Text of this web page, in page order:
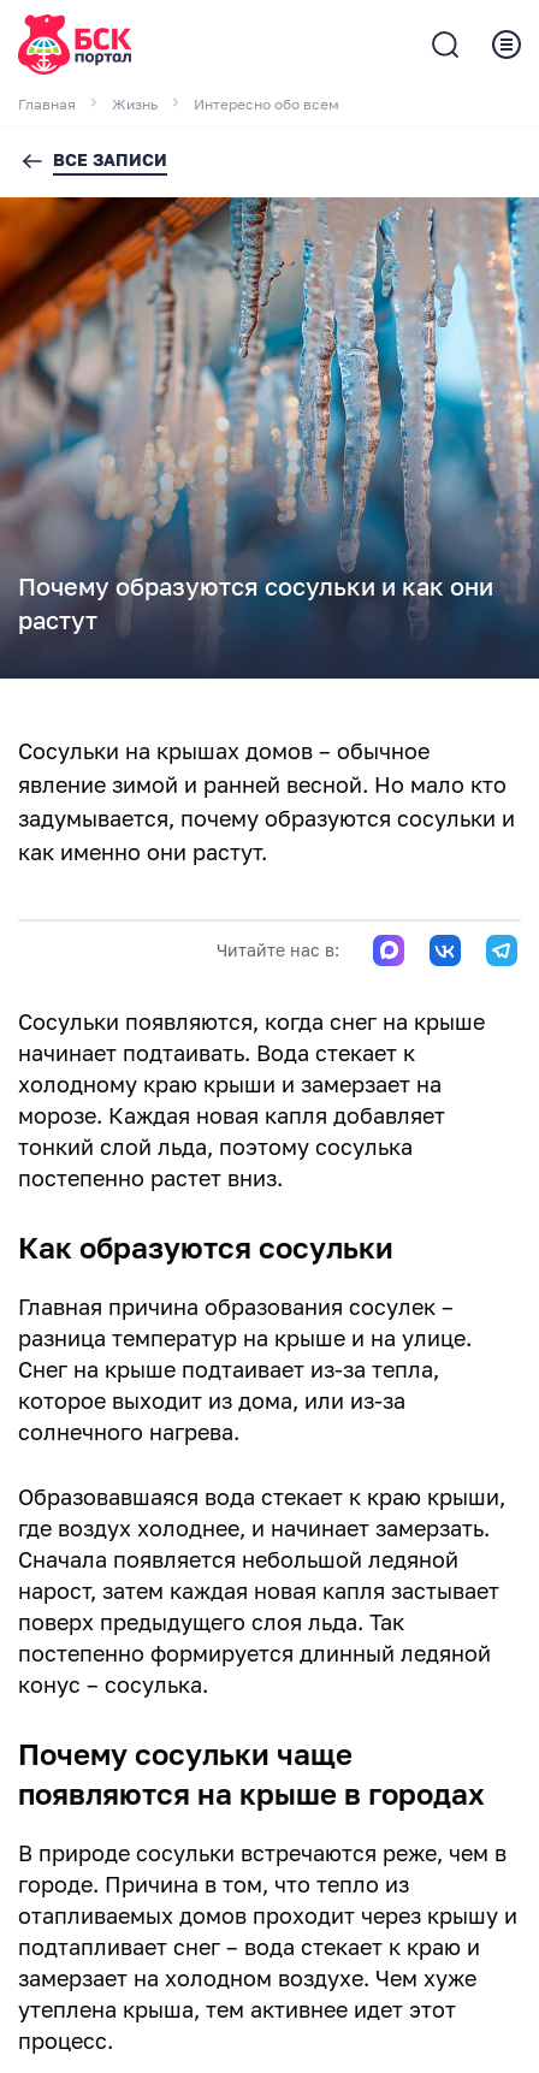
Главная Жизнь Интересно обо всем
ВСЕ ЗАПИСИ
Почему образуются сосульки и как они
растут
Сосульки на крышах домов – обычное
явление зимой и ранней весной. Но мало кто
задумывается, почему образуются сосульки и
как именно они растут.
Читайте нас в:
Сосульки появляются, когда снег на крыше
начинает подтаивать. Вода стекает к
холодному краю крыши и замерзает на
морозе. Каждая новая капля добавляет
тонкий слой льда, поэтому сосулька
постепенно растет вниз.
Как образуются сосульки
Главная причина образования сосулек –
разница температур на крыше и на улице.
Снег на крыше подтаивает из-за тепла,
которое выходит из дома, или из-за
солнечного нагрева.
Образовавшаяся вода стекает к краю крыши,
где воздух холоднее, и начинает замерзать.
Сначала появляется небольшой ледяной
нарост, затем каждая новая капля застывает
поверх предыдущего слоя льда. Так
постепенно формируется длинный ледяной
конус – сосулька.
Почему сосульки чаще
появляются на крыше в городах
В природе сосульки встречаются реже, чем в
городе. Причина в том, что тепло из
отапливаемых домов проходит через крышу и
подтапливает снег – вода стекает к краю и
замерзает на холодном воздухе. Чем хуже
утеплена крыша, тем активнее идет этот
процесс.